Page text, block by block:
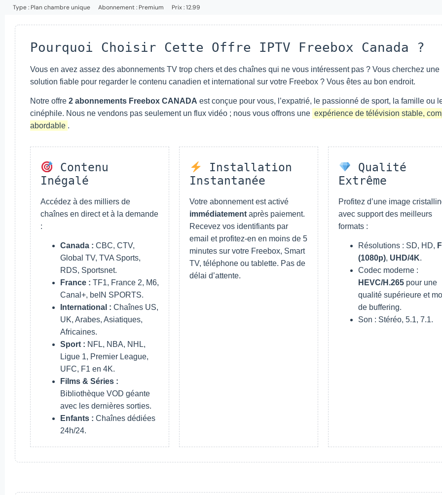
Type : Plan chambre unique Abonnement : Premium Prix : 12.99
Pourquoi Choisir Cette Offre IPTV Freebox Canada ?
Vous en avez assez des abonnements TV trop chers et des chaînes qui ne vous intéressent pas ? Vous cherchez une
solution fiable pour regarder le contenu canadien et international sur votre Freebox ? Vous êtes au bon endroit.
Notre offre 2 abonnements Freebox CANADA est conçue pour vous, l’expatrié, le passionné de sport, la famille ou
cinéphile. Nous ne vendons pas seulement un flux vidéo ; nous vous offrons une expérience de télévision stable,
abordable .
Contenu
Inégalé
Accédez à des milliers de
chaînes en direct et à la demande
:
Canada : CBC, CTV,
Global TV, TVA Sports,
RDS, Sportsnet.
France : TF1, France 2, M6,
Canal+, beIN SPORTS.
International : Chaînes US,
UK, Arabes, Asiatiques,
Africaines.
Sport : NFL, NBA, NHL,
Ligue 1, Premier League,
UFC, F1 en 4K.
Films & Séries :
Bibliothèque VOD géante
avec les dernières sorties.
Enfants : Chaînes dédiées
24h/24.
Installation
Instantanée
Votre abonnement est activé
immédiatement après paiement.
Recevez vos identifiants par
email et profitez-en en moins de 5
minutes sur votre Freebox, Smart
TV, téléphone ou tablette. Pas de
délai d’attente.
Qualité
Extrême
Profitez d’une image
avec support des meilleurs
formats :
Résolutions : SD, HD,
(1080p), UHD/4K.
Codec moderne :
HEVC/H.265 pour une
qualité supérieure et
de buffering.
Son : Stéréo, 5.1, 7.1.